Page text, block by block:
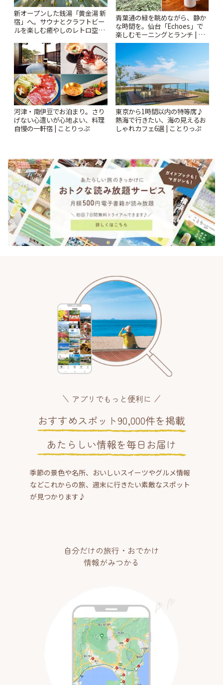
新オープンした銭湯「黄金湯 新
宿」へ。サウナとクラフトビー
ルを楽しむ癒やしのレトロ空間
青葉通の緑を眺めながら、静か
な時間を。仙台「Echoes」で
楽しむモーニングとランチ | こ
とりっぷ
河津・南伊豆でお泊まり。さり
げない心遣いが心地よい、料理
自慢の一軒宿 | ことりっぷ
東京から1時間以内の特等席♪
熱海で行きたい、海の見えるお
しゃれカフェ6選 | ことりっぷ
アプリでもっと便利に
おすすめスポット90,000件を掲載
あたらしい情報を毎日お届け
季節の景色や名所、おいしいスイーツやグルメ情報
などこれからの旅、週末に行きたい素敵なスポット
が見つかります♪
自分だけの旅行・おでかけ
情報がみつかる